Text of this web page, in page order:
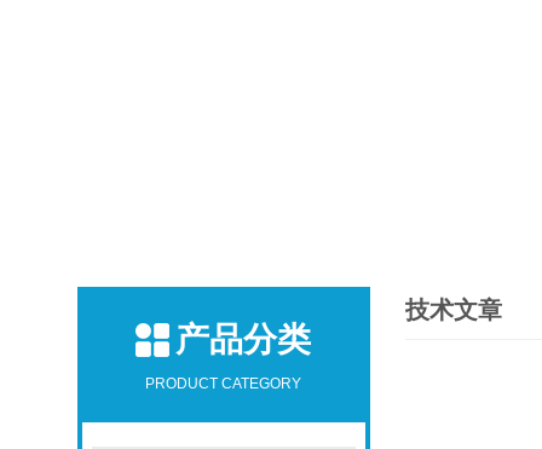
产品分类
PRODUCT CATEGORY
技术文章